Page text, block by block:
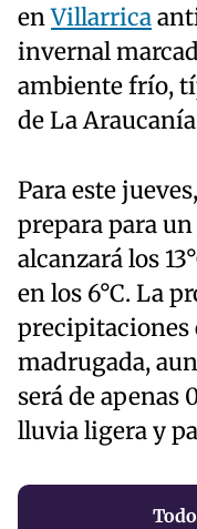
enVillarrica
invernal
ambiente frío,
de La
Para este
prepara para
alcanzará los
en los 6°C. La
precipitaciones
madrugada,
será de apenas
lluvia ligera y